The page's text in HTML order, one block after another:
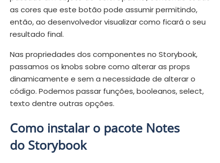
as cores que este botão pode assumir permitindo,
então, ao desenvolvedor visualizar como ficará o seu
resultado final.
Nas propriedades dos componentes no Storybook,
passamos os knobs sobre como alterar as props
dinamicamente e sem a necessidade de alterar o
código. Podemos passar funções, booleanos, select,
texto dentre outras opções.
Como instalar o pacote Notes
do Storybook